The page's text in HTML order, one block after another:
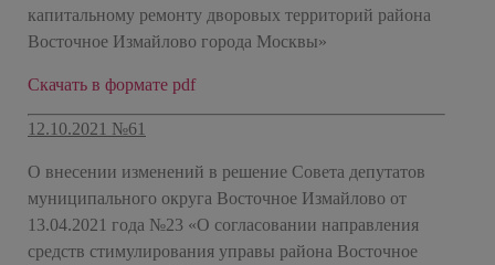
капитальному ремонту дворовых территорий района
Восточное Измайлово города Москвы»
Скачать в формате pdf
12.10.2021 №61
О внесении изменений в решение Совета депутатов
муниципального округа Восточное Измайлово от
13.04.2021 года №23 «О согласовании направления
средств стимулирования управы района Восточное